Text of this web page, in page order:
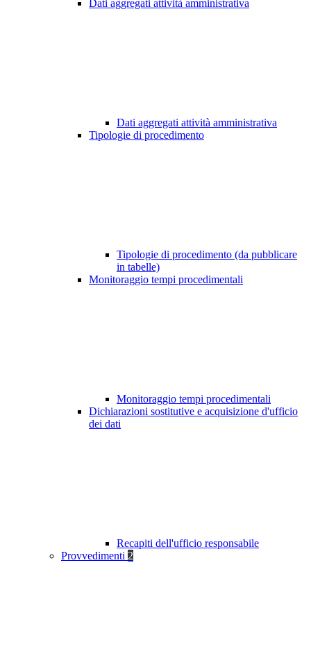
Dati aggregati attività amministrativa
Dati aggregati attività amministrativa
Tipologie di procedimento
Tipologie di procedimento (da pubblicare
in tabelle)
Monitoraggio tempi procedimentali
Monitoraggio tempi procedimentali
Dichiarazioni sostitutive e acquisizione d'ufficio
dei dati
Recapiti dell'ufficio responsabile
Provvedimenti 2